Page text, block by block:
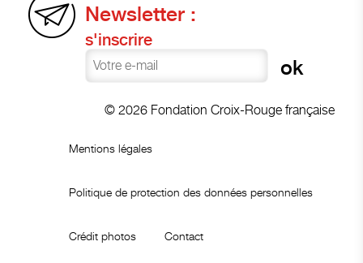
Newsletter :
s'inscrire
© 2026 Fondation Croix-Rouge française
Mentions légales
Politique de protection des données personnelles
Crédit photos Contact